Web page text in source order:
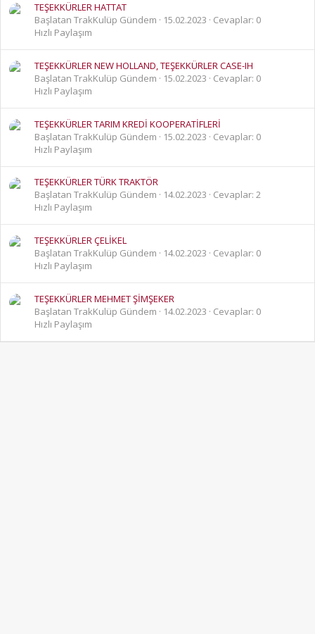
TEŞEKKÜRLER HATTAT
Başlatan TrakKulüp Gündem
15.02.2023
Cevaplar: 0
Hızlı Paylaşım
TEŞEKKÜRLER NEW HOLLAND, TEŞEKKÜRLER CASE-IH
Başlatan TrakKulüp Gündem
15.02.2023
Cevaplar: 0
Hızlı Paylaşım
TEŞEKKÜRLER TARIM KREDİ KOOPERATİFLERİ
Başlatan TrakKulüp Gündem
15.02.2023
Cevaplar: 0
Hızlı Paylaşım
TEŞEKKÜRLER TÜRK TRAKTÖR
Başlatan TrakKulüp Gündem
14.02.2023
Cevaplar: 2
Hızlı Paylaşım
TEŞEKKÜRLER ÇELİKEL
Başlatan TrakKulüp Gündem
14.02.2023
Cevaplar: 0
Hızlı Paylaşım
TEŞEKKÜRLER MEHMET ŞİMŞEKER
Başlatan TrakKulüp Gündem
14.02.2023
Cevaplar: 0
Hızlı Paylaşım